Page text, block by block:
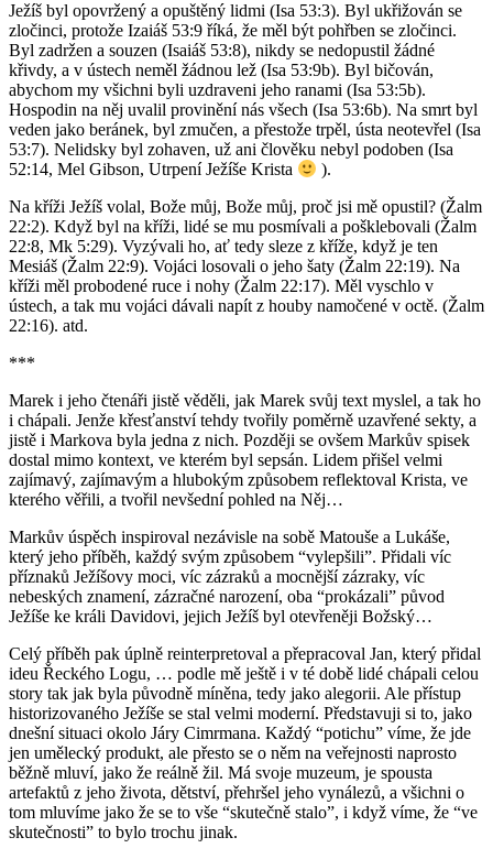
Ježíš byl opovržený a opuštěný lidmi (Isa 53:3). Byl ukřižován se
zločinci, protože Izaiáš 53:9 říká, že měl být pohřben se zločinci.
Byl zadržen a souzen (Isaiáš 53:8), nikdy se nedopustil žádné
křivdy, a v ústech neměl žádnou lež (Isa 53:9b). Byl bičován,
abychom my všichni byli uzdraveni jeho ranami (Isa 53:5b).
Hospodin na něj uvalil provinění nás všech (Isa 53:6b). Na smrt byl
veden jako beránek, byl zmučen, a přestože trpěl, ústa neotevřel (Isa
53:7). Nelidsky byl zohaven, už ani člověku nebyl podoben (Isa
52:14, Mel Gibson, Utrpení Ježíše Krista
).
Na kříži Ježíš volal, Bože můj, Bože můj, proč jsi mě opustil? (Žalm
22:2). Když byl na kříži, lidé se mu posmívali a pošklebovali (Žalm
22:8, Mk 5:29). Vyzývali ho, ať tedy sleze z kříže, když je ten
Mesiáš (Žalm 22:9). Vojáci losovali o jeho šaty (Žalm 22:19). Na
kříži měl probodené ruce i nohy (Žalm 22:17). Měl vyschlo v
ústech, a tak mu vojáci dávali napít z houby namočené v octě. (Žalm
22:16). atd.
***
Marek i jeho čtenáři jistě věděli, jak Marek svůj text myslel, a tak ho
i chápali. Jenže křesťanství tehdy tvořily poměrně uzavřené sekty, a
jistě i Markova byla jedna z nich. Později se ovšem Markův spisek
dostal mimo kontext, ve kterém byl sepsán. Lidem přišel velmi
zajímavý, zajímavým a hlubokým způsobem reflektoval Krista, ve
kterého věřili, a tvořil nevšední pohled na Něj…
Markův úspěch inspiroval nezávisle na sobě Matouše a Lukáše,
který jeho příběh, každý svým způsobem “vylepšili”. Přidali víc
příznaků Ježíšovy moci, víc zázraků a mocnější zázraky, víc
nebeských znamení, zázračné narození, oba “prokázali” původ
Ježíše ke králi Davidovi, jejich Ježíš byl otevřeněji Božský…
Celý příběh pak úplně reinterpretoval a přepracoval Jan, který přidal
ideu Řeckého Logu, … podle mě ještě i v té době lidé chápali celou
story tak jak byla původně míněna, tedy jako alegorii. Ale přístup
historizovaného Ježíše se stal velmi moderní. Představuji si to, jako
dnešní situaci okolo Járy Cimrmana. Každý “potichu” víme, že jde
jen umělecký produkt, ale přesto se o něm na veřejnosti naprosto
běžně mluví, jako že reálně žil. Má svoje muzeum, je spousta
artefaktů z jeho života, dětství, přehršel jeho vynálezů, a všichni o
tom mluvíme jako že se to vše “skutečně stalo”, i když víme, že “ve
skutečnosti” to bylo trochu jinak.